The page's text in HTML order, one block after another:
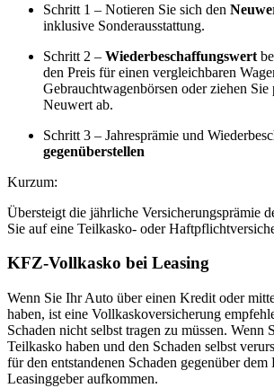
Schritt 1 – Notieren Sie sich den
inklusive Sonderausstattung.
Schritt 2 – Wiederbeschaffungswert
den Preis für einen vergleichbaren
Gebrauchtwagenbörsen oder ziehen
Neuwert ab.
Schritt 3 – Jahresprämie und
gegenüberstellen
Kurzum:
Übersteigt die jährliche Versicherungsprämie
Sie auf eine Teilkasko- oder
KFZ-Vollkasko bei Leasing
Wenn Sie Ihr Auto über einen Kredit oder
haben, ist eine Vollkaskoversicherung
Schaden nicht selbst tragen zu müssen. Wenn
Teilkasko haben und den Schaden selbst
für den entstandenen Schaden gegenüber
Leasinggeber aufkommen.